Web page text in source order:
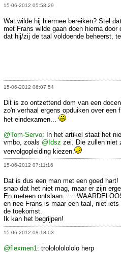
15-06-2012 05:58:29
Wat wilde hij hiermee bereiken? Stel
met Frans wilde gaan doen hierna door
dat hij/zij de taal voldoende beheerst,
15-06-2012 06:07:54
Dit is zo ontzettend dom van een
zo'n verhaal ergens opduiken over een
het eindexamen...
@Tom-Servo: In het artikel staat het
vmbo, zoals @Idsz zei. Die zullen niet
vervolgopleiding kiezen.
15-06-2012 07:11:16
Dat is dus een man met een goed hart!
snap dat het niet mag, maar er zijn
En meteen
en nee Frans is maar een taal, niet
de toekomst.
Ik kan het begrijpen!
15-06-2012 08:18:03
@flexmen1: trololololololo herp